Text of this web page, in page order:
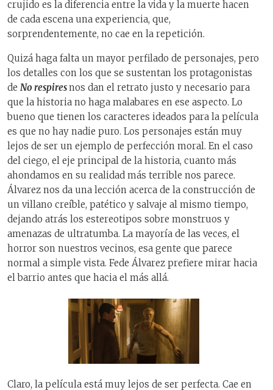
crujido es la diferencia entre la vida y la muerte hacen
de cada escena una experiencia, que,
sorprendentemente, no cae en la repetición.
Quizá haga falta un mayor perfilado de personajes, pero
los detalles con los que se sustentan los protagonistas
de No respiresnos dan el retrato justo y necesario para
que la historia no haga malabares en ese aspecto. Lo
bueno que tienen los caracteres ideados para la película
es que no hay nadie puro. Los personajes están muy
lejos de ser un ejemplo de perfección moral. En el caso
del ciego, el eje principal de la historia, cuanto más
ahondamos en su realidad más terrible nos parece.
Álvarez nos da una lección acerca de la construcción de
un villano creíble, patético y salvaje al mismo tiempo,
dejando atrás los estereotipos sobre monstruos y
amenazas de ultratumba. La mayoría de las veces, el
horror son nuestros vecinos, esa gente que parece
normal a simple vista. Fede Álvarez prefiere mirar hacia
el barrio antes que hacia el más allá.
Claro, la película está muy lejos de ser perfecta. Cae en